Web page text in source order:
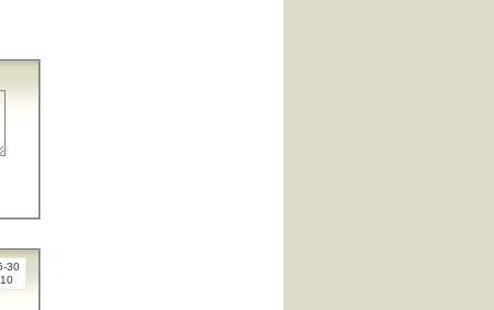
30